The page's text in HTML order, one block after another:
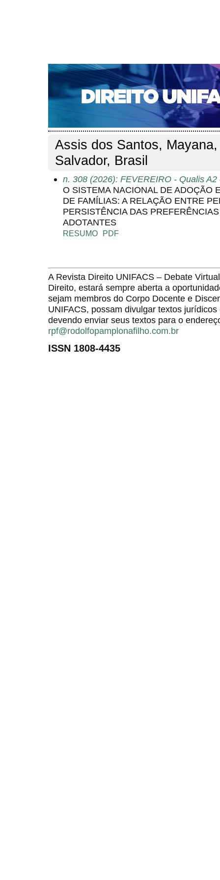
CAPA SOBRE ACESSO CADASTRO
NOTÍCIAS
EDIÇÕES DE Nº 1 A 100 WEBMAIL
Capa>Pesquisa> Perfil do autor
Perfil do autor
Assis dos Santos,
Salvador, Brasil
n. 308 (2026): FEVEREIRO - Qualis A2
O SISTEMA NACIONAL DE ADOÇÃO
DE FAMÍLIAS: A RELAÇÃO ENTRE
PERSISTÊNCIA DAS
ADOTANTES
RESUMO PDF
A Revista Direito UNIFACS – Debate
Direito, estará sempre aberta a
sejam membros do Corpo Docente e
UNIFACS, possam divulgar textos
devendo enviar seus textos para o
rpf@rodolfopamplonafilho.com.br
ISSN 1808-4435